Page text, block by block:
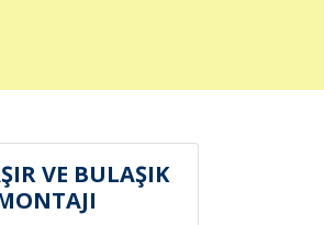
VE BULAŞIK